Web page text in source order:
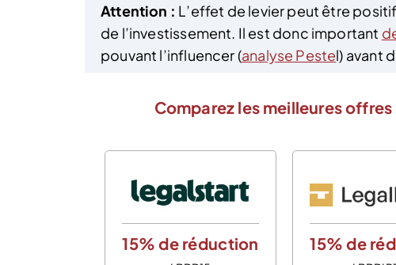
Attention : L’effet de levier peut être
de l’investissement. Il est donc important
pouvant l’influencer (analyse Pestel) avant
Comparez les meilleures
15% de réduction 15% de